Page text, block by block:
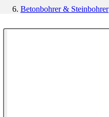
Betonbohrer & Steinbohrer